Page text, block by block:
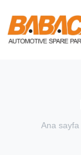
Ana sayfa